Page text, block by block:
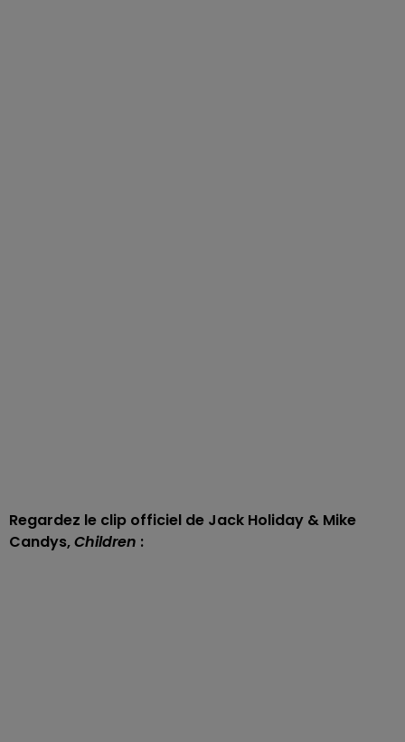
Regardez le clip officiel de Jack Holiday & Mike
Candys,Children :